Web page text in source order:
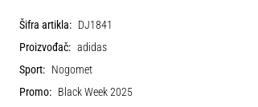
Šifra artikla: DJ1841
Proizvođač: adidas
Sport: Nogomet
Promo: Black Week 2025